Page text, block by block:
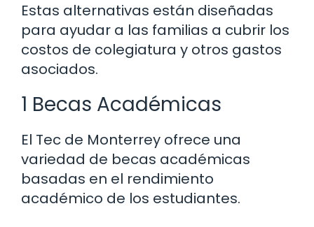
Estas alternativas están diseñadas
para ayudar a las familias a cubrir los
costos de colegiatura y otros gastos
asociados.
1 Becas Académicas
El Tec de Monterrey ofrece una
variedad de becas académicas
basadas en el rendimiento
académico de los estudiantes.